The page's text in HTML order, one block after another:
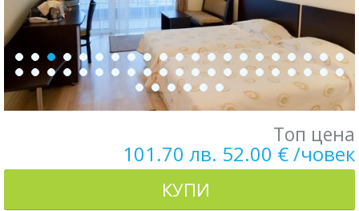
Топ цена
101.70 лв. 52.00 € /човек
КУПИ